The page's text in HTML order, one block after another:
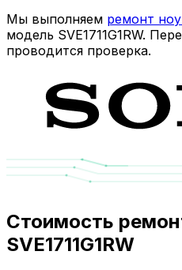
Мы выполняем ремонт
модель SVE1711G1RW.
проводится проверка.
Стоимость
SVE1711G1RW